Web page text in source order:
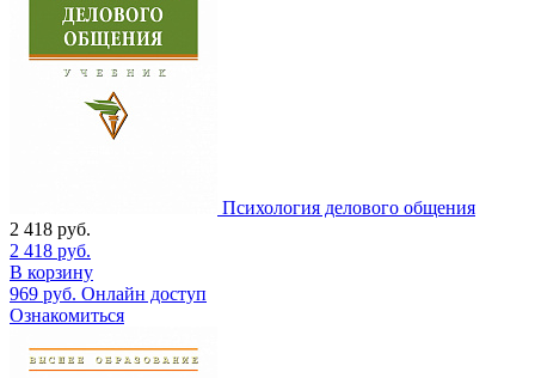
Психология делового общения
2 418 руб.
2 418 руб.
В корзину
969 руб. Онлайн доступ
Ознакомиться